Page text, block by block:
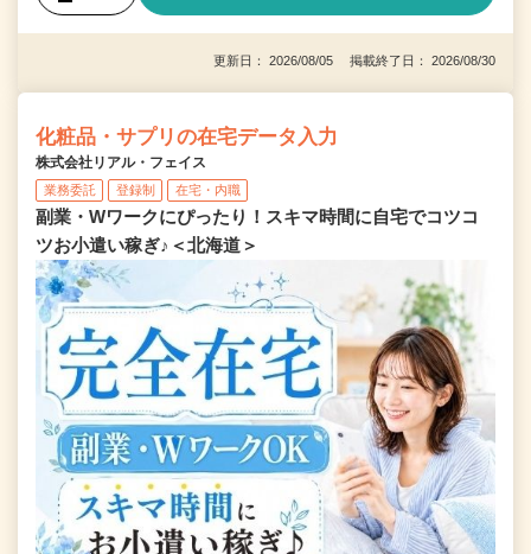
更新日： 2026/08/05 掲載終了日： 2026/08/30
化粧品・サプリの在宅データ入力
株式会社リアル・フェイス
業務委託 登録制 在宅・内職
副業・Wワークにぴったり！スキマ時間に自宅でコツコ
ツお小遣い稼ぎ♪＜北海道＞